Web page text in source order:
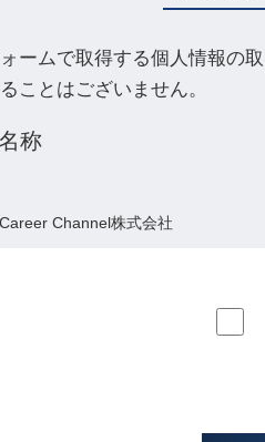
ームで取得する個人情報の
ことはございません。
称
Channel株式会社